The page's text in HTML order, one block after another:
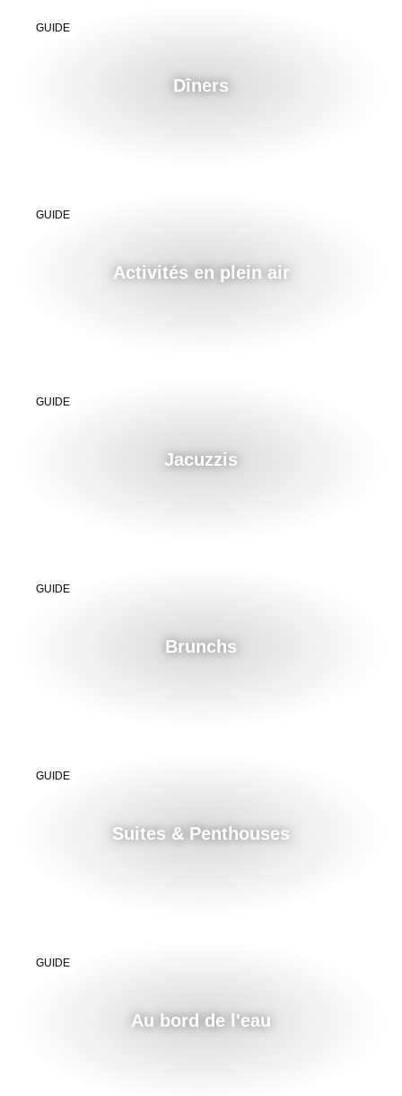
GUIDE
Dîners
GUIDE
Activités en plein air
GUIDE
Jacuzzis
GUIDE
Brunchs
GUIDE
Suites & Penthouses
GUIDE
Au bord de l'eau